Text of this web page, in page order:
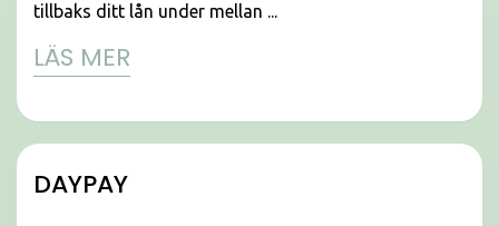
tillbaks ditt lån under mellan ...
LÄS MER
DAYPAY